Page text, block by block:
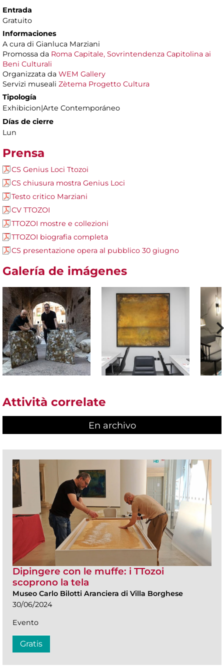
Entrada
Gratuito
Informaciones
A cura di Gianluca Marziani
Promossa da Roma Capitale, Sovrintendenza Capitolina ai
Beni Culturali
Organizzata da WEM Gallery
Servizi museali Zètema Progetto Cultura
Tipología
Exhibicion|Arte Contemporáneo
Días de cierre
Lun
Prensa
CS Genius Loci Ttozoi
CS chiusura mostra Genius Loci
Testo critico Marziani
CV TTOZOI
TTOZOI mostre e collezioni
TTOZOI biografia completa
CS presentazione opera al pubblico 30 giugno
Galería de imágenes
Attività correlate
En archivo
Dipingere con le muffe: i TTozoi
scoprono la tela
Museo Carlo Bilotti Aranciera di Villa Borghese
30/06/2024
Evento
Gratis